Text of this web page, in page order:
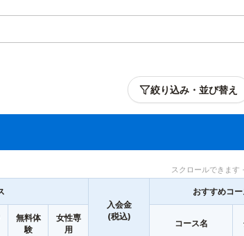
絞り込み・並び替え
スクロールできます
入会金
(税込)
おすすめコー
無料体
験
女性専
用
コース名